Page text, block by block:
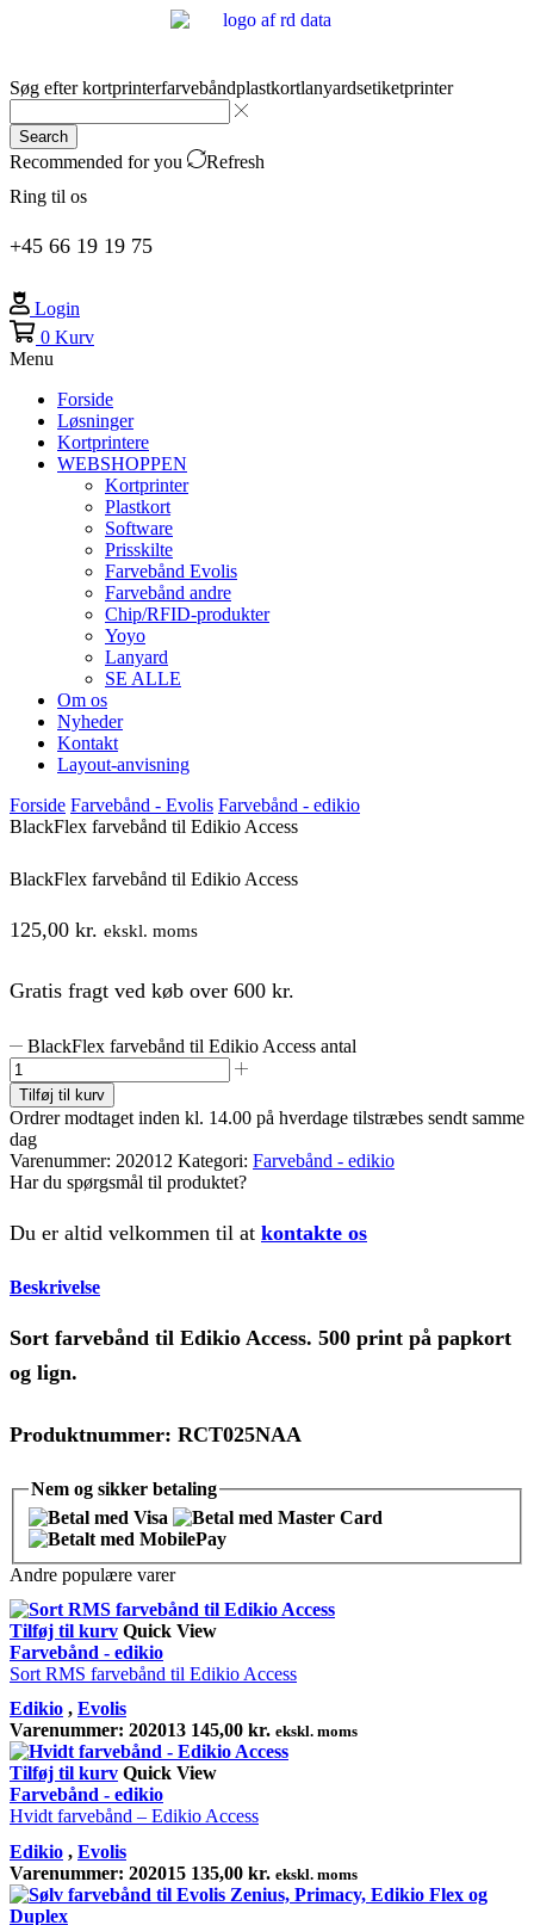
Søg efterkortprinterfarvebåndplastkortlanyardsetiketprinter
Search
Recommended for you
Refresh
Ring til os
+45 66 19 19 75
Login
0 Kurv
Menu
Forside
Løsninger
Kortprintere
WEBSHOPPEN
Kortprinter
Plastkort
Software
Prisskilte
Farvebånd Evolis
Farvebånd andre
Chip/RFID-produkter
Yoyo
Lanyard
SE ALLE
Om os
Nyheder
Kontakt
Layout-anvisning
Forside Farvebånd - Evolis Farvebånd - edikio
BlackFlex farvebånd til Edikio Access
BlackFlex farvebånd til Edikio Access
125,00 kr. ekskl. moms
Gratis fragt ved køb over 600 kr.
BlackFlex farvebånd til Edikio Access antal
Tilføj til kurv
Ordrer modtaget inden kl. 14.00 på hverdage tilstræbes sendt samme
dag
Varenummer: 202012 Kategori: Farvebånd - edikio
Har du spørgsmål til produktet?
Du er altid velkommen til at kontakte os
Beskrivelse
Sort farvebånd til Edikio Access. 500 print på papkort
og lign.
Produktnummer: RCT025NAA
Nem og sikker betaling
Andre populære varer
Tilføj til kurv Quick View
Farvebånd - edikio
Sort RMS farvebånd til Edikio Access
Edikio , Evolis
Varenummer: 202013 145,00 kr. ekskl. moms
Tilføj til kurv Quick View
Farvebånd - edikio
Hvidt farvebånd – Edikio Access
Edikio , Evolis
Varenummer: 202015 135,00 kr. ekskl. moms